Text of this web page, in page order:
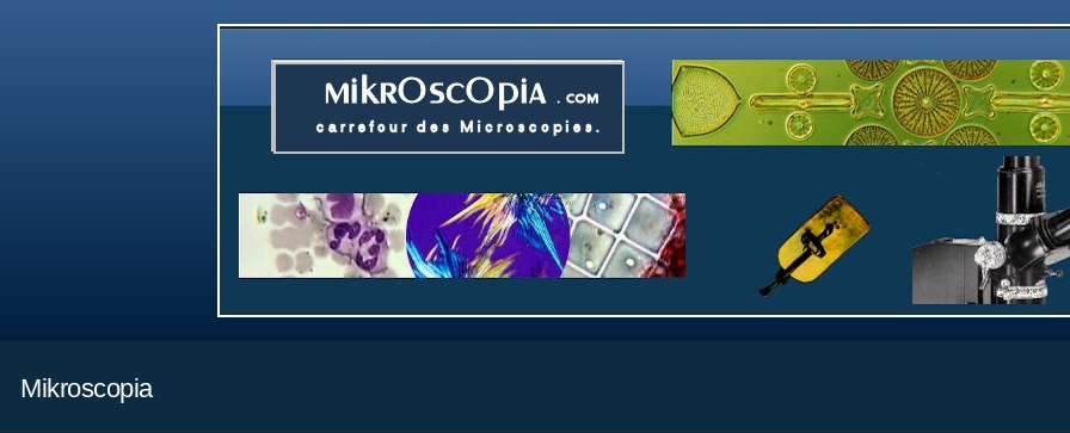
Mikroscopia